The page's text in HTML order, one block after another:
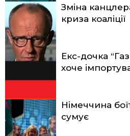
Зміна
криза коаліції
Екс-дочка
хоче
Німеччина
сумує